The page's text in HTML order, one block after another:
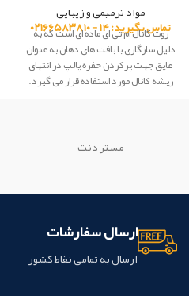
مواد ترمیمی و زیبایی
تماس بگیرید: ۱۴ - ۰۲۱۶۶۵۸۳۸۱۰
روت کانال ام تی ای ماده ای است که به
دلیل سازگاری بابافت های دهانبه عنوان
عایق جهت پرکردن حفره پالپ در انتهای
ریشه کانال مورد استفاده قرار می گیرد.
جزو مواد اوایه پرکننده مواد
این محصول با عنوان پرو روت
امریکا تولید شده اما نمونه های موجود در
مستر دنت
ارسال سفارشات
ارسال به تمامی نقاط کشور